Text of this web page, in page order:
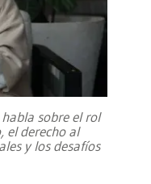
sobre el rol
el derecho al
y los desafíos